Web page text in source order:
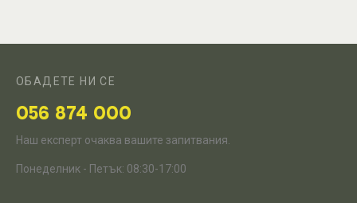
ОБАДЕТЕ НИ СЕ
056 874 000
Наш експерт очаква вашите запитвания.
Понеделник - Петък: 08:30-17:00